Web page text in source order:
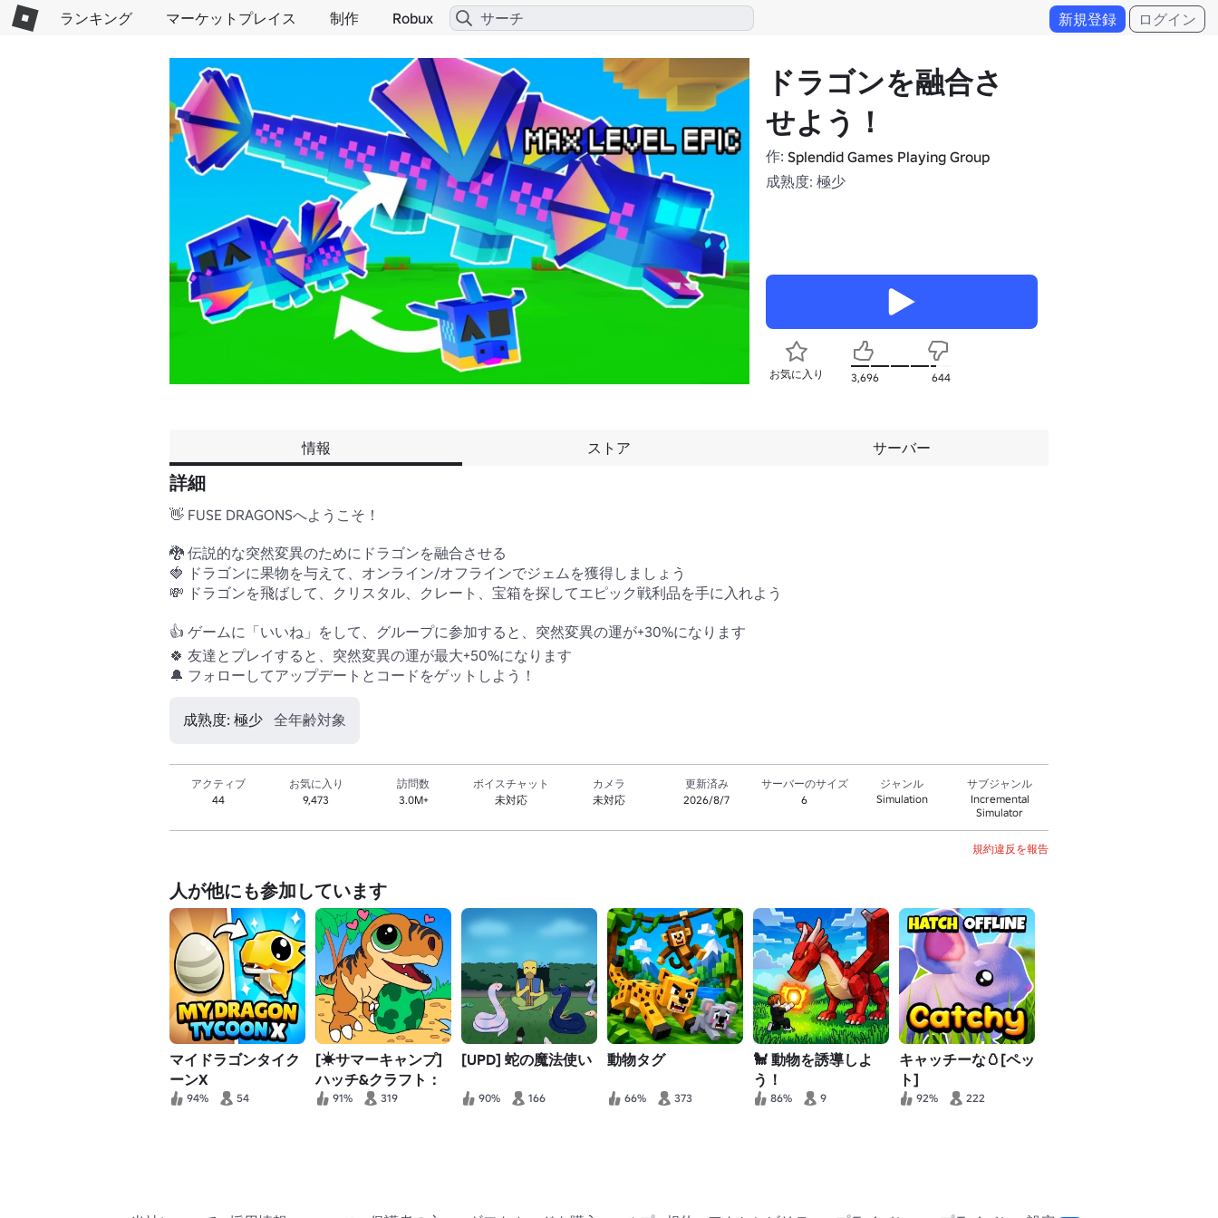
ランキング マーケットプレイス 制作 Robux 新規登録 ログイン
ドラゴンを融合さ
せよう！
作: Splendid Games Playing Group
成熟度: 極少
お気に入り 3,696 644
情報 ストア サーバー
詳細
👋 FUSE DRAGONSへようこそ！
🐉 伝説的な突然変異のためにドラゴンを融合させる
🍓 ドラゴンに果物を与えて、オンライン/オフラインでジェムを獲得しましょう
💸 ドラゴンを飛ばして、クリスタル、クレート、宝箱を探してエピック戦利品を手に入れよう
👍 ゲームに「いいね」をして、グループに参加すると、突然変異の運が+30%になります
🍀 友達とプレイすると、突然変異の運が最大+50%になります
🔔 フォローしてアップデートとコードをゲットしよう！
成熟度: 極少 全年齢対象
アクティブ
44
お気に入り
9,473
訪問数
3.0M+
ボイスチャット
未対応
カメラ
未対応
更新済み
2026/8/7
サーバーのサイズ
6
ジャンル
Simulation
サブジャンル
Incremental
Simulator
規約違反を報告
人が他にも参加しています
マイドラゴンタイク
ーンX
94% 54
[☀サマーキャンプ]
ハッチ&クラフト：
先史時代のパラダイ
91% 319
[UPD] 蛇の魔法使い
90% 166
動物タグ
66% 373
🐩 動物を誘導しよ
う！
86% 9
キャッチーな🥚[ペッ
ト]
92% 222